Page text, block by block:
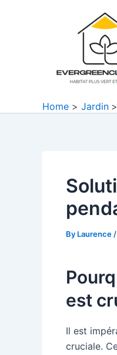
Home Jardin
By Laurence /
est
Il est
cruciale.